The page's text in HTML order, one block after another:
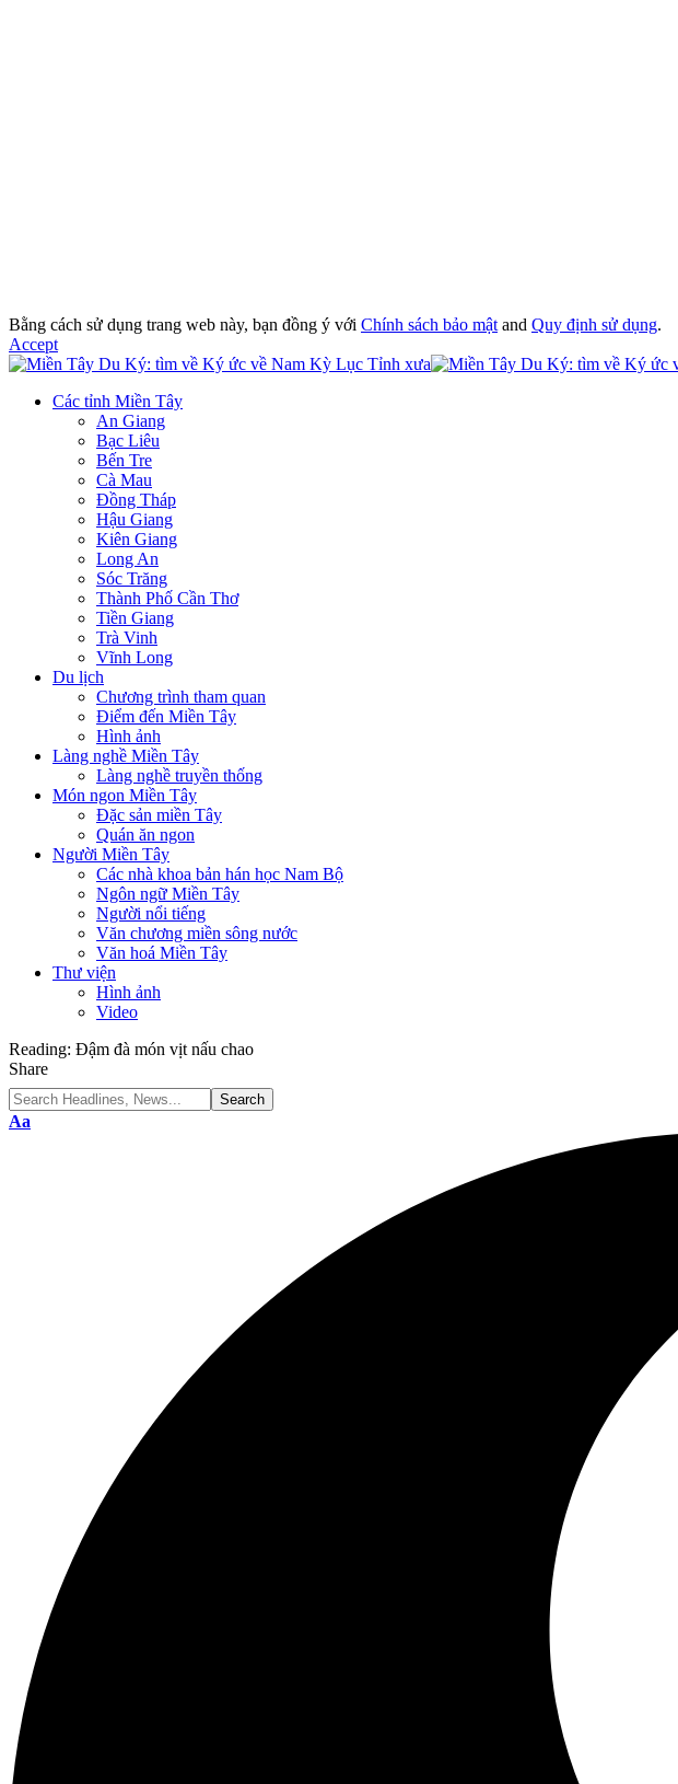
Bằng cách sử dụng trang web này, bạn đồng ý với Chính sách bảo mật and Quy định sử dụng.
Accept
Các tỉnh Miền Tây
An Giang
Bạc Liêu
Bến Tre
Cà Mau
Đồng Tháp
Hậu Giang
Kiên Giang
Long An
Sóc Trăng
Thành Phố Cần Thơ
Tiền Giang
Trà Vinh
Vĩnh Long
Du lịch
Chương trình tham quan
Điểm đến Miền Tây
Hình ảnh
Làng nghề Miền Tây
Làng nghề truyền thống
Món ngon Miền Tây
Đặc sản miền Tây
Quán ăn ngon
Người Miền Tây
Các nhà khoa bản hán học Nam Bộ
Ngôn ngữ Miền Tây
Người nổi tiếng
Văn chương miền sông nước
Văn hoá Miền Tây
Thư viện
Hình ảnh
Video
Reading: Đậm đà món vịt nấu chao
Share
Font
Aa